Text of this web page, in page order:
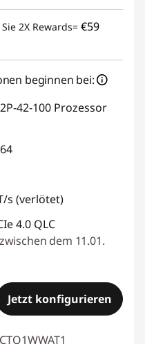
mit 3 begrenzt.
2X Rewards= €59
beginnen bei:
42-100 Prozessor
s (verlötet)
4.0 QLC
dem 11.01.
Jetzt konfigurieren